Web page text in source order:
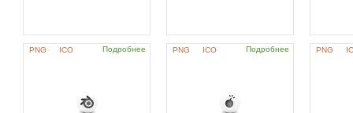
PNG ICO Подробнее PNG ICO Подробнее PNG